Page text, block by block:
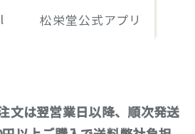
松栄堂公式アプリ
文は翌営業日以降、順次発送